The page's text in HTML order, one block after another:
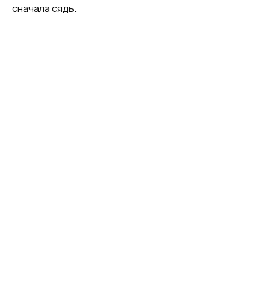
сначала сядь.